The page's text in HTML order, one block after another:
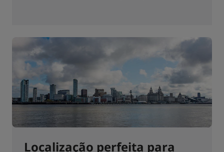
Localização perfeita para